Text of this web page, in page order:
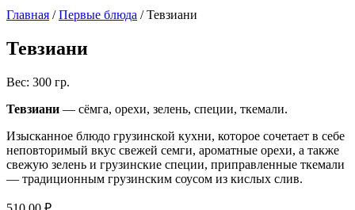
Главная /Первые блюда / Тевзиани
Тевзиани
Вес: 300 гр.
Тевзиани — сёмга, орехи, зелень, специи, ткемали.
Изысканное блюдо грузинской кухни, которое сочетает в себе
неповторимый вкус свежей семги, ароматные орехи, а также
свежую зелень и грузинские специи, приправленные ткемали
— традиционным грузинским соусом из кислых слив.